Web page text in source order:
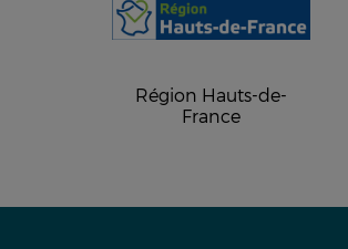
Région Hauts-de-
France